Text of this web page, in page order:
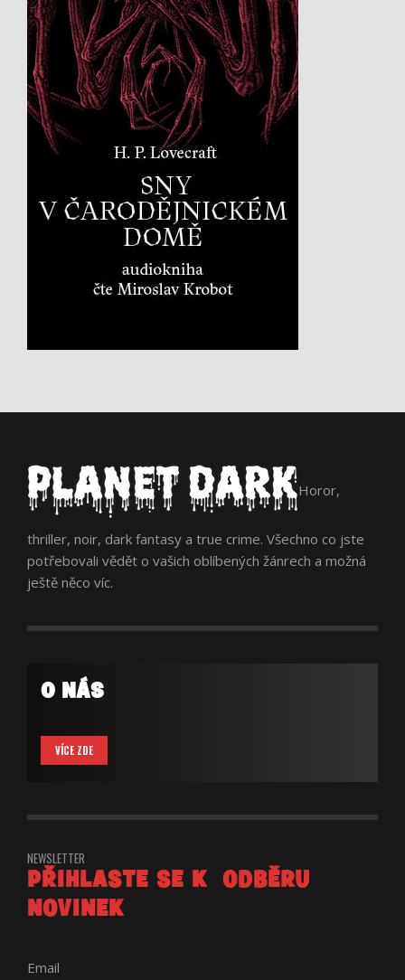
Horor,
thriller, noir, dark fantasy a true crime. Všechno co jste
potřebovali vědět o vašich oblíbených žánrech a možná
ještě něco víc.
O NÁS
VÍCE ZDE
NEWSLETTER
PŘIHLASTE SE K ODBĚRU
NOVINEK
Email